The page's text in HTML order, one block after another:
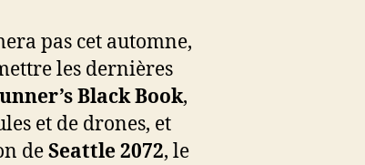
pas cet automne,
les dernières
Black Book,
et de drones, et
deSeattle 2072, le